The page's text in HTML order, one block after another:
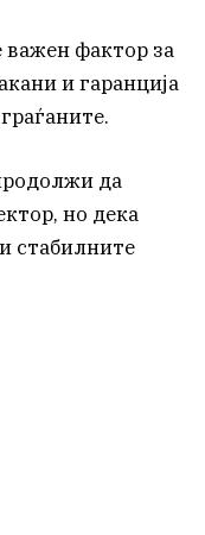
важен фактор за
и гаранција
да
но дека
стабилните